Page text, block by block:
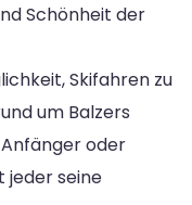
Schönheit der
Skifahren zu
um Balzers
oder
jeder seine